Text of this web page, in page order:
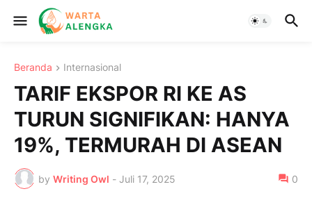
Beranda Internasional
TARIF EKSPOR RI KE AS
TURUN SIGNIFIKAN: HANYA
19%, TERMURAH DI ASEAN
by Writing Owl - Juli 17, 2025 0